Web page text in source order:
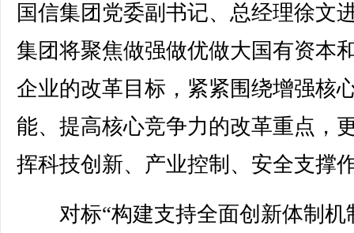
国信集团党委副书记、总经理徐文
集团将聚焦做强做优做大国有资本
企业的改革目标，紧紧围绕增强核
能、提高核心竞争力的改革重点，
挥科技创新、产业控制、安全支撑
对标“构建支持全面创新体制机